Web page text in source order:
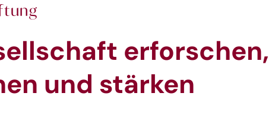
erforschen,
und stärken